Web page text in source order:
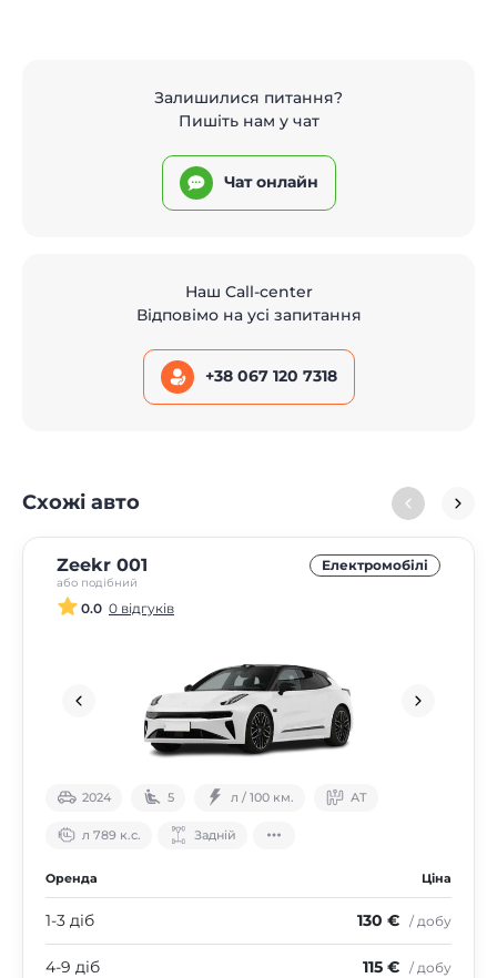
Залишилися питання?
Пишіть нам у чат
Чат онлайн
Наш Call-center
Відповімо на усі запитання
+38 067 120 7318
Схожі авто
Zeekr 001
або подібний
Електромобілі
0.0 0 відгуків
2024 5 л / 100 км. АТ
л 789 к.с. Задній
Оренда Ціна
1-3 діб 130 € / добу
4-9 діб 115 € / добу